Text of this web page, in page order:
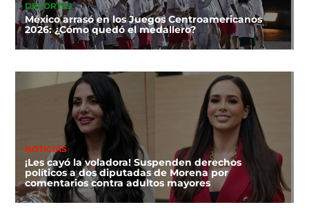
DEPORTES
México arrasó en los Juegos Centroamericanos
2026: ¿Cómo quedó el medallero?
NOTICIAS
¡Les cayó la voladora! Suspenden derechos
políticos a dos diputadas de Morena por
comentarios contra adultos mayores